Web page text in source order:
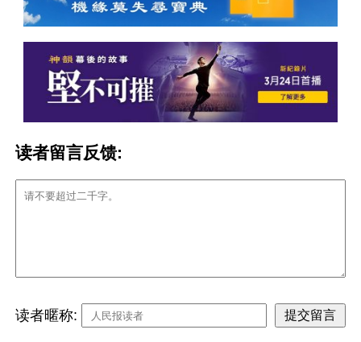
读者留言反馈:
读者暱称: